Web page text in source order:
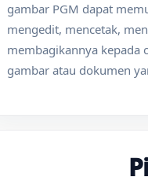
gambar PGM dapat
mengedit, mencetak,
membagikannya kepada
gambar atau dokumen